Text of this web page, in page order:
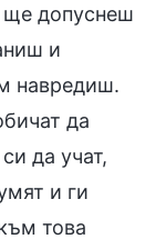
ще допуснеш
и
навредиш.
да
да учат,
и ги
това